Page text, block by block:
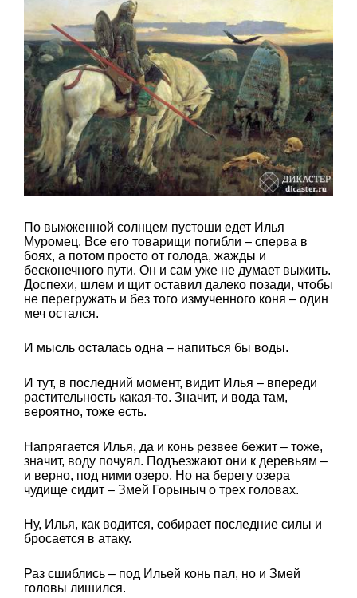
По выжженной солнцем пустоши едет Илья
Муромец. Все его товарищи погибли – сперва в
боях, а потом просто от голода, жажды и
бесконечного пути. Он и сам уже не думает выжить.
Доспехи, шлем и щит оставил далеко позади, чтобы
не перегружать и без того измученного коня – один
меч остался.
И мысль осталась одна – напиться бы воды.
И тут, в последний момент, видит Илья – впереди
растительность какая-то. Значит, и вода там,
вероятно, тоже есть.
Напрягается Илья, да и конь резвее бежит – тоже,
значит, воду почуял. Подъезжают они к деревьям –
и верно, под ними озеро. Но на берегу озера
чудище сидит – Змей Горыныч о трех головах.
Ну, Илья, как водится, собирает последние силы и
бросается в атаку.
Раз сшиблись – под Ильей конь пал, но и Змей
головы лишился.